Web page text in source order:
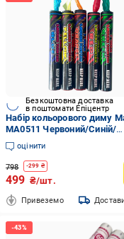
Безкоштовна доставка
в поштомати Епіцентр
Набір кольорового диму
MA0511 Червоний/Синій/
Жовтий/Зелений/
5 шт.
оцінити
798 -299 ₴
499 ₴/шт.
Привеземо